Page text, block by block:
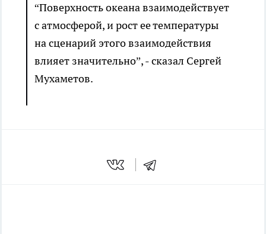
“Поверхность океана взаимодействует
с атмосферой, и рост ее температуры
на сценарий этого взаимодействия
влияет значительно”, - сказал Сергей
Мухаметов.